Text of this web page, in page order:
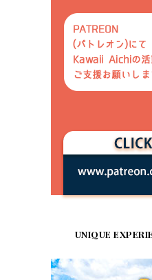
UNIQUE